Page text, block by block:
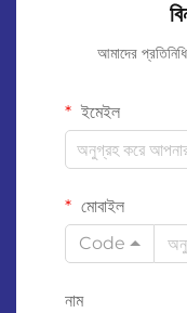
আমাদের
ইমেইল
মোবাইল
Code
নাম